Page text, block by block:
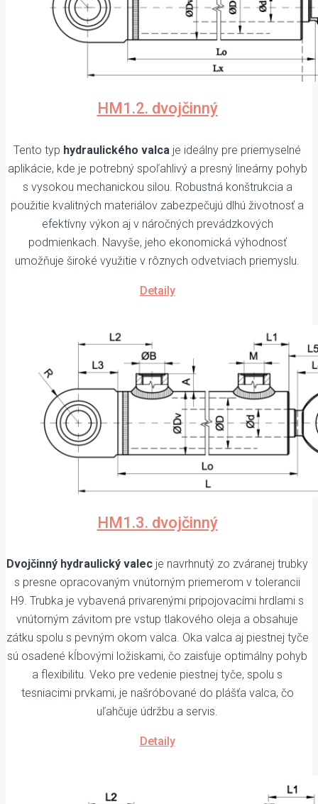
HM1.2. dvojčinný
Tento typ hydraulického valca je ideálny pre priemyselné
aplikácie, kde je potrebný spoľahlivý a presný lineárny pohyb
s vysokou mechanickou silou. Robustná konštrukcia a
použitie kvalitných materiálov zabezpečujú dlhú životnosť a
efektívny výkon aj v náročných prevádzkových
podmienkach. Navyše, jeho ekonomická výhodnosť
umožňuje široké využitie v rôznych odvetviach priemyslu.
Detaily
HM1.3. dvojčinný
Dvojčinný hydraulický valec je navrhnutý zo zváranej trubky
s presne opracovaným vnútorným priemerom v tolerancii
H9. Trubka je vybavená privarenými pripojovacími hrdlami s
vnútorným závitom pre vstup tlakového oleja a obsahuje
zátku spolu s pevným okom valca. Oka valca aj piestnej tyče
sú osadené kĺbovými ložiskami, čo zaisťuje optimálny pohyb
a flexibilitu. Veko pre vedenie piestnej tyče, spolu s
tesniacimi prvkami, je našróbované do plášťa valca, čo
uľahčuje údržbu a servis.
Detaily